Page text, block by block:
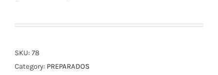
SKU: 78
Category: PREPARADOS